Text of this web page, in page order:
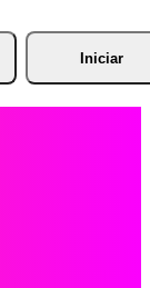
Iniciar